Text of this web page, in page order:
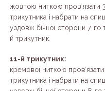
жовтою ниткою пров’язати
трикутника і набрати на
уздовж бічної сторони 7-го
й трикутник.
11-й трикутник:
кремової ниткою
трикутника і набрати на